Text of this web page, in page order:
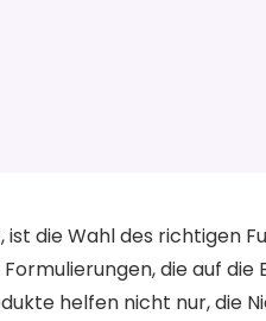
die Wahl des richtigen
die auf die
helfen nicht nur, die